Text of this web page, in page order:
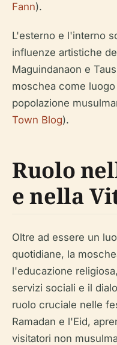
Fann).
L'esterno e l'interno
influenze artistiche
Maguindanaon e
moschea come
popolazione
Town Blog).
Ruolo
e nella
Oltre ad essere un
quotidiane, la
l'educazione
servizi sociali e il
ruolo cruciale nelle
Ramadan e l'Eid,
visitatori non